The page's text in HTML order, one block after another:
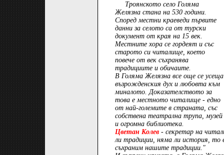
Троянското село Голяма
Желязна стана на 530 години.
Според местни краеведи първите
данни за селото са от турски
документ от края на 15 век.
Местните хора се гордеят и със
старото си читалище, което
повече от век съхранява
традициите и обичаите.
В Голяма Желязна все още се усеща
възрожденския дух и любовта към
миналото. Доказателството за
това е местното читалище - едно
от най-големите в страната, със
собствена театрална трупа, музей
и огромна библиотека.
Цветан Колев - секретар на
ли традиции, няма ли история, то
съхраним нашите традиции."